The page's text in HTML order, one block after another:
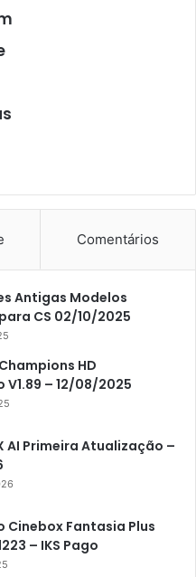
Plus
Plus
Plus
Comentários
Antigas Modelos
CS 02/10/2025
HD
– 12/08/2025
AI Primeira Atualização –
Fantasia Plus
– IKS Pago